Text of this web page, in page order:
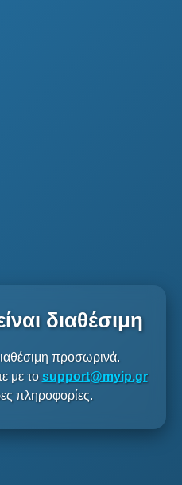
διαθέσιμη
προσωρινά.
με το support@myip.gr
πληροφορίες.